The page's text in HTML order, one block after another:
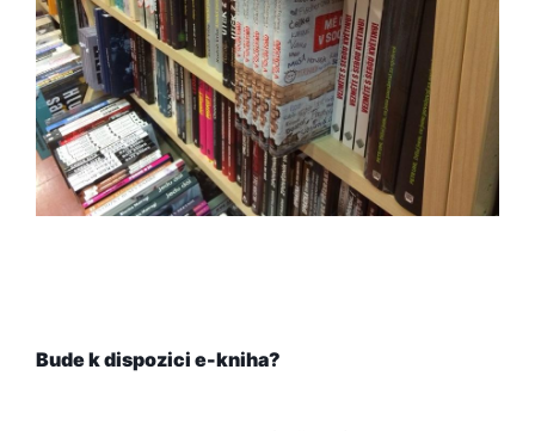
Bude k dispozici e-kniha?